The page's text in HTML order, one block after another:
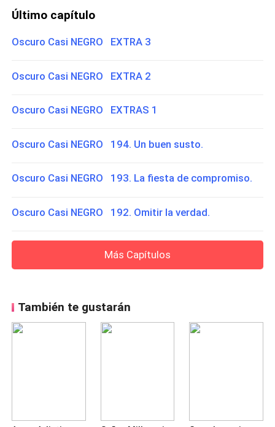
Último capítulo
Oscuro Casi NEGRO EXTRA 3
Oscuro Casi NEGRO EXTRA 2
Oscuro Casi NEGRO EXTRAS 1
Oscuro Casi NEGRO 194. Un buen susto.
Oscuro Casi NEGRO 193. La fiesta de compromiso.
Oscuro Casi NEGRO 192. Omitir la verdad.
Más Capítulos
También te gustarán